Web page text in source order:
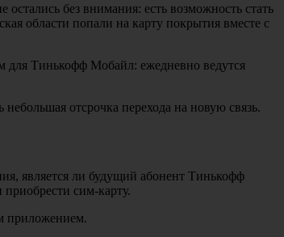
без внимания: есть возможность стать
области попали на карту покрытия вместе с
для Тинькофф Мобайл: ежедневно ведутся
отсрочка перехода на новую связь.
является ли будущий абонент Тинькофф
сим-карту.
приложением.